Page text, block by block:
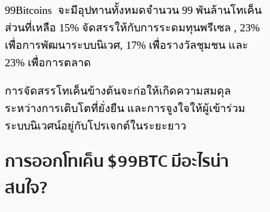
99Bitcoins จะมีอุปทานทั้งหมดจำนวน 99 พันล้านโทเค็น
ส่วนที่เหลือ 15% จัดสรรให้กับการระดมทุนพรีเซล , 23%
เพื่อการพัฒนาระบบนิเวศ, 17% เพื่อรางวัลชุมชน และ
23% เพื่อการตลาด
การจัดสรรโทเค็นข้างต้นจะก่อให้เกิดความสมดุล
ระหว่างการเติบโตที่ยั่งยืน และการจูงใจให้ผู้เข้าร่วม
ระบบนิเวศน์อยู่กับโปรเจกต์ในระยะยาว
การออกโทเค็น $99BTC มีอะไรน่า
สนใจ?